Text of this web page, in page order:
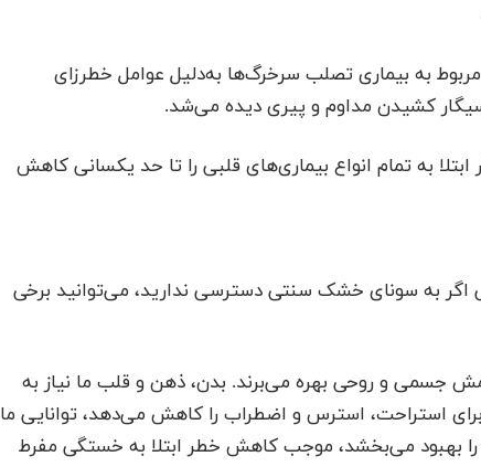
به بیماری تصلب سرخرگ‌ها به‌دلیل عوامل خطرزای
سیگار کشیدن مداوم و پیری دیده می‌شد.
به تمام انواع بیماری‌های قلبی را تا حد یکسانی کاهش
اگر به سونای خشک سنتی دسترسی ندارید، می‌توانید برخی
جسمی و روحی بهره می‌برند. بدن، ذهن و قلب ما نیاز به
استراحت، استرس و اضطراب را کاهش می‌دهد، توانایی ما
را بهبود می‌بخشد، موجب کاهش خطر ابتلا به خستگی مفرط